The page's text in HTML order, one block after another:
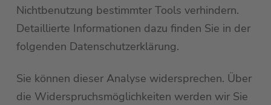
Nichtbenutzung bestimmter Tools verhindern.
Detaillierte Informationen dazu finden Sie in der
folgenden Datenschutzerklärung.
Sie können dieser Analyse widersprechen. Über
die Widerspruchsmöglichkeiten werden wir Sie